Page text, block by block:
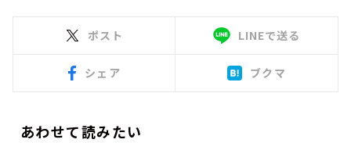
ポスト LINEで送る
シェア ブクマ
あわせて読みたい